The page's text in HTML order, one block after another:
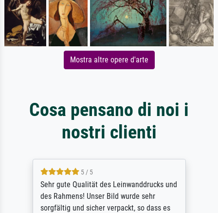
Mostra altre opere d'arte
Cosa pensano di noi i
nostri clienti
5 / 5
Sehr gute Qualität des Leinwanddrucks und
des Rahmens! Unser Bild wurde sehr
sorgfältig und sicher verpackt, so dass es